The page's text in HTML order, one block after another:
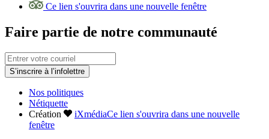
Ce lien s'ouvrira dans une nouvelle fenêtre
Faire partie de notre communauté
S’inscrire à l’infolettre
Nos politiques
Nétiquette
Création
iXmédiaCe lien s'ouvrira dans une nouvelle
fenêtre